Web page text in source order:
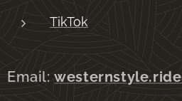
TikTok
Email: